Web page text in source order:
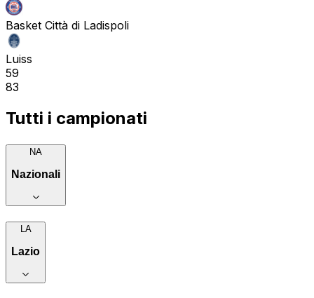
Basket Città di Ladispoli
Luiss
59
83
Tutti i campionati
NA
Nazionali
LA
Lazio